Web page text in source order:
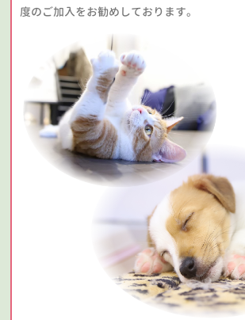
度のご加入をお勧めしております。